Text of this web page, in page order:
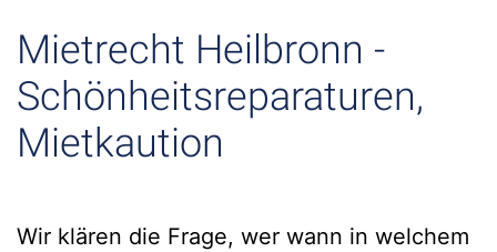
Mietrecht Heilbronn -
Schönheitsreparaturen,
Mietkaution
Wir klären die Frage, wer wann in welchem